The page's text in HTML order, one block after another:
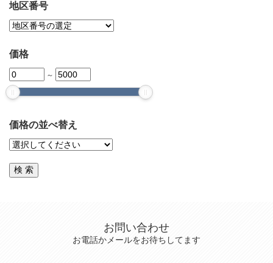
地区番号
価格
～
価格の並べ替え
お問い合わせ
お電話かメールをお待ちしてます